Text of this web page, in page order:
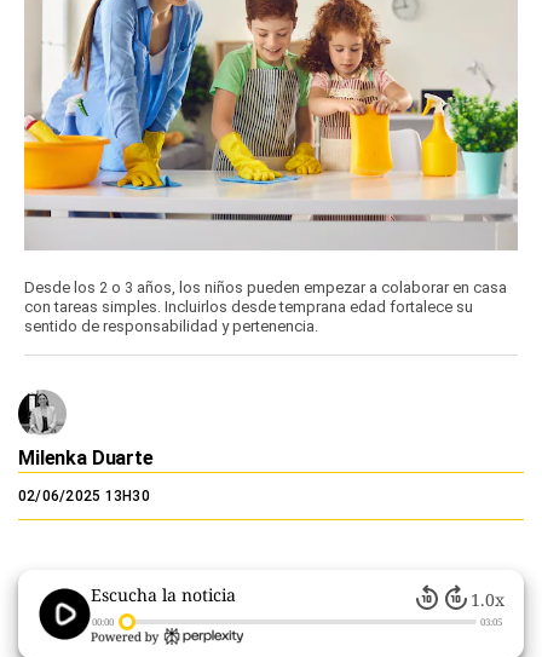
Desde los 2 o 3 años, los niños pueden empezar a colaborar en casa
con tareas simples. Incluirlos desde temprana edad fortalece su
sentido de responsabilidad y pertenencia.
Milenka Duarte
02/06/2025 13H30
Escucha la noticia 1.0x
00:00 03:05